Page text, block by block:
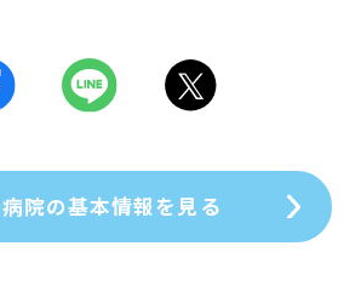
院の基本情報を見る